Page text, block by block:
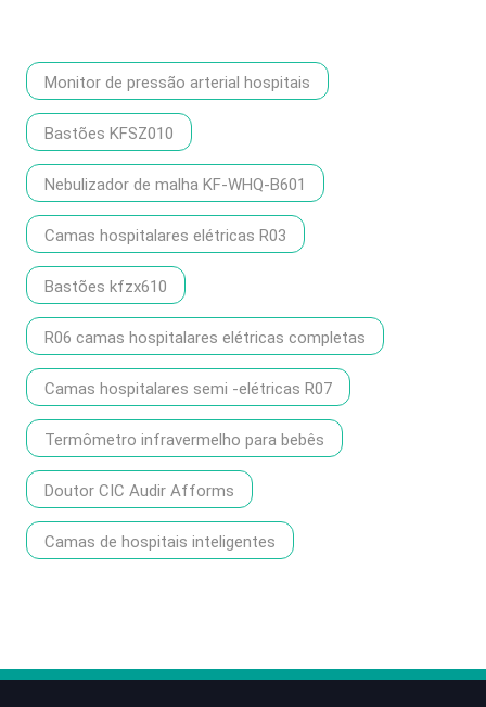
Monitor de pressão arterial hospitais
Bastões KFSZ010
Nebulizador de malha KF-WHQ-B601
Camas hospitalares elétricas R03
Bastões kfzx610
R06 camas hospitalares elétricas completas
Camas hospitalares semi -elétricas R07
Termômetro infravermelho para bebês
Doutor CIC Audir Afforms
Camas de hospitais inteligentes